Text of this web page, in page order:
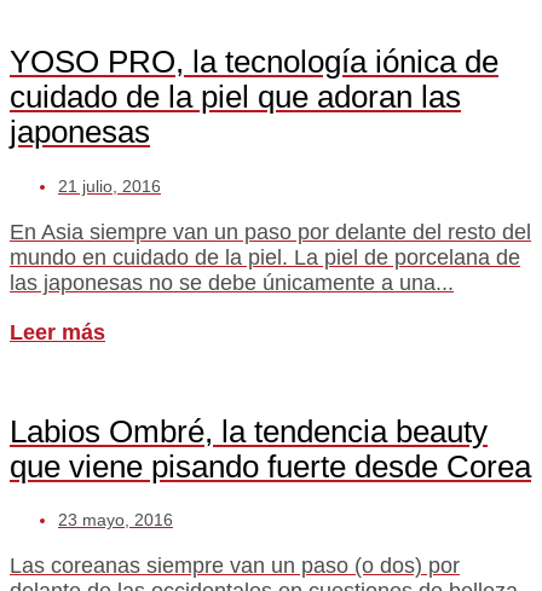
YOSO PRO, la tecnología iónica de
cuidado de la piel que adoran las
japonesas
21 julio, 2016
En Asia siempre van un paso por delante del resto del
mundo en cuidado de la piel. La piel de porcelana de
las japonesas no se debe únicamente a una...
Leer más
Labios Ombré, la tendencia beauty
que viene pisando fuerte desde Corea
23 mayo, 2016
Las coreanas siempre van un paso (o dos) por